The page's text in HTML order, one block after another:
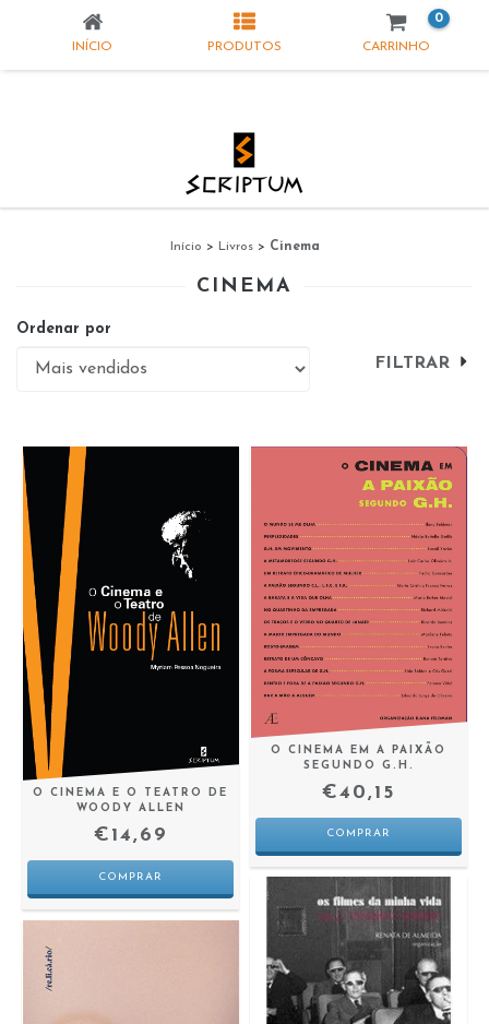
INÍCIO PRODUTOS CARRINHO
0
Início > Livros > Cinema
CINEMA
Ordenar por
FILTRAR
O CINEMA E O TEATRO DE
WOODY ALLEN
€14,69
O CINEMA EM A PAIXÃO
SEGUNDO G.H.
€40,15